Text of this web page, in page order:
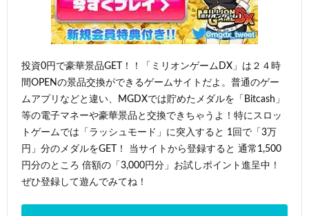
投資0円で豪華景品GET！！「ミリオンゲームDX」は２４時
間OPENの景品交換ができるゲームサイトだよ。普通のゲー
ムアプリなどと違い、MGDXでは貯めたメダルを「Bitcash」
等の電子マネーや豪華景品と交換できちゃうよ！特にスロッ
トゲームでは「ラッシュモード」に突入すると 1回で「3万
円」分のメダルをGET！ 当サイトから登録すると 通常1,500
円分のところ 倍額の「3,000円分」お試しポイント進呈中！
ぜひ登録して遊んでみてね！